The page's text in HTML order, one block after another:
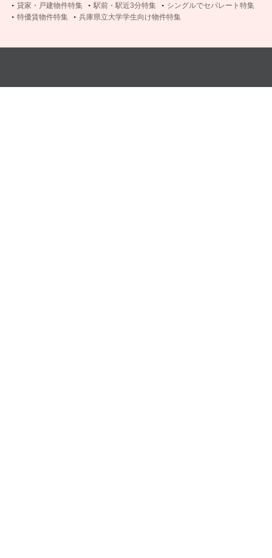
貸家・戸建物件特集 駅前・駅近3分特集
シングルでセパレート特集
特優賃物件特集
兵庫県立大学学生向け物件特集